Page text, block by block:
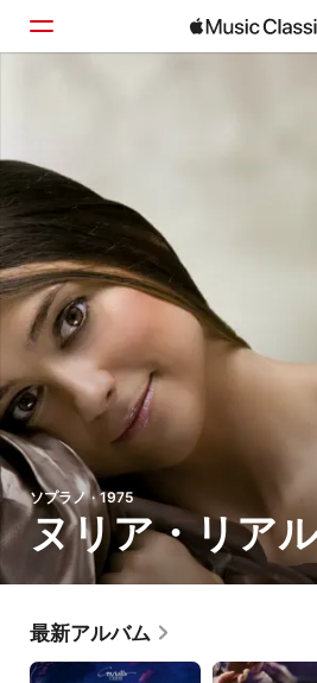
検索
ソプラノ · 1975
ヌリア・リア
最新アルバム